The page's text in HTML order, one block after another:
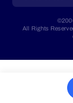
All Rights